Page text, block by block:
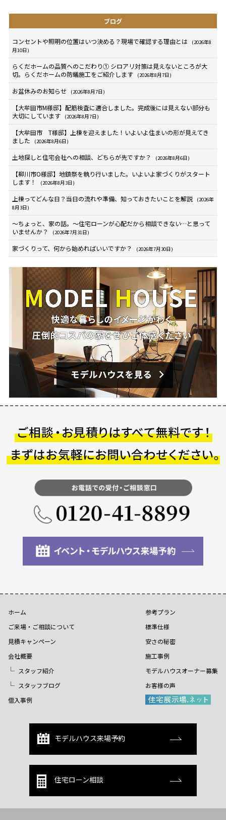
ブログ
コンセントや照明の位置はいつ決める？現場で確認する理由とは
(2026年8
月10日)
らくだホームの品質へのこだわり① シロアリ対策は見えないところが大
切。らくだホームの防蟻施工をご紹介します
(2026年8月7日)
お盆休みのお知らせ (2026年8月7日)
【大牟田市M様邸】配筋検査に適合しました。完成後には見えない部分も
大切にしています
(2026年8月7日)
【大牟田市 T様邸】上棟を迎えました！いよいよ住まいの形が見えてき
ました
(2026年8月6日)
土地探しと住宅会社への相談、どちらが先ですか？ (2026年8月6日)
【柳川市O様邸】地鎮祭を執り行いました。いよいよ家づくりがスタート
します！
(2026年8月3日)
上棟ってどんな日？当日の流れや準備、知っておきたいことを解説
(2026年
8月3日)
～ちょっと、家の話。～住宅ローンが心配だから相談できない…と思って
いませんか？
(2026年7月31日)
家づくりって、何から始めればいいですか？ (2026年7月30日)
ホーム
ご来場・ご相談について
見積キャンペーン
会社概要
スタッフ紹介
スタッフブログ
借入事例
参考プラン
標準仕様
安さの秘密
施工事例
モデルハウスオーナー募集
お客様の声
モデルハウス来場予約
住宅ローン相談